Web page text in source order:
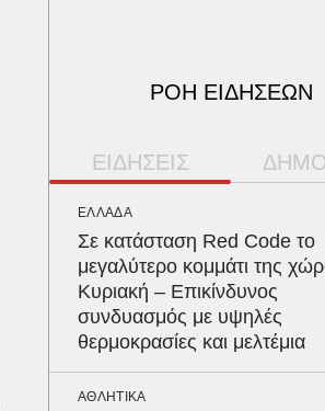
ΡΟΗ ΕΙΔΗΣΕΩΝ
ΕΙΔΗΣΕΙΣ
ΕΛΛΑΔΑ
Σε κατάσταση Red Code το
μεγαλύτερο κομμάτι της
Κυριακή – Επικίνδυνος
συνδυασμός με υψηλές
θερμοκρασίες και μελτέμια
ΑΘΛΗΤΙΚΑ